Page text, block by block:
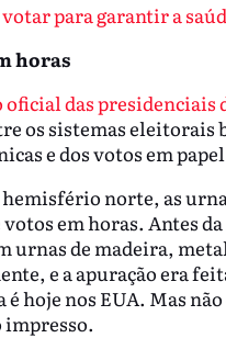
para garantir a
horas
das presidenciais
os sistemas
e dos votos em
norte, as
em horas. Antes
urnas de madeira,
e a apuração era
hoje nos EUA. Mas
impresso.